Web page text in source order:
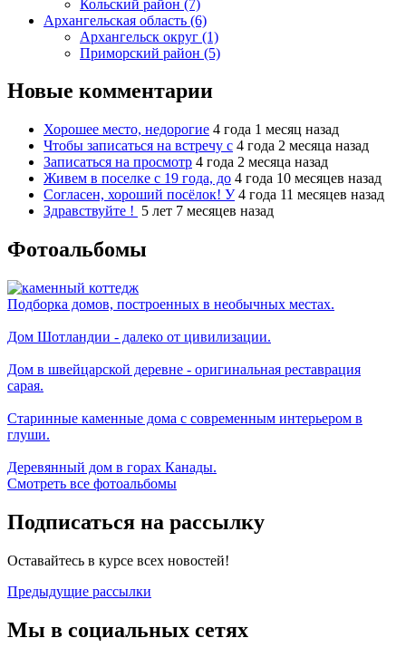
Кольский район (7)
Архангельская область (6)
Архангельск округ (1)
Приморский район (5)
Новые комментарии
Хорошее место, недорогие 4 года 1 месяц назад
Чтобы записаться на встречу с 4 года 2 месяца назад
Записаться на просмотр 4 года 2 месяца назад
Живем в поселке с 19 года, до 4 года 10 месяцев назад
Согласен, хороший посёлок! У 4 года 11 месяцев назад
Здравствуйте ! 5 лет 7 месяцев назад
Фотоальбомы
Подборка домов, построенных в необычных местах.
Дом Шотландии - далеко от цивилизации.
Дом в швейцарской деревне - оригинальная реставрация
сарая.
Старинные каменные дома с современным интерьером в
глуши.
Деревянный дом в горах Канады.
Смотреть все фотоальбомы
Подписаться на рассылку
Оставайтесь в курсе всех новостей!
Предыдущие рассылки
Мы в социальных сетях